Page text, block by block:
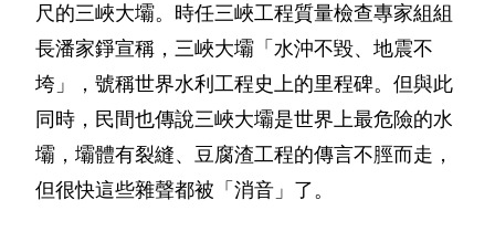
尺的三峽大壩。時任三峽工程質量檢查專家組組
長潘家錚宣稱，三峽大壩「水沖不毀、地震不
垮」，號稱世界水利工程史上的里程碑。但與此
同時，民間也傳說三峽大壩是世界上最危險的水
壩，壩體有裂縫、豆腐渣工程的傳言不脛而走，
但很快這些雜聲都被「消音」了。